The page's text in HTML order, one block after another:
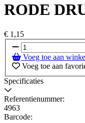
RODE
€ 1,15
Voeg toe aan
Voeg toe aan
Specificaties
Referentienummer:
4963
Barcode: